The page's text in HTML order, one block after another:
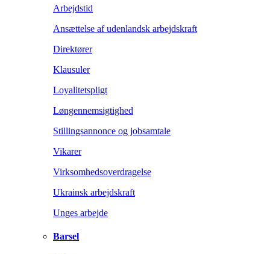
Arbejdstid
Ansættelse af udenlandsk arbejdskraft
Direktører
Klausuler
Loyalitetspligt
Løngennemsigtighed
Stillingsannonce og jobsamtale
Vikarer
Virksomhedsoverdragelse
Ukrainsk arbejdskraft
Unges arbejde
Barsel